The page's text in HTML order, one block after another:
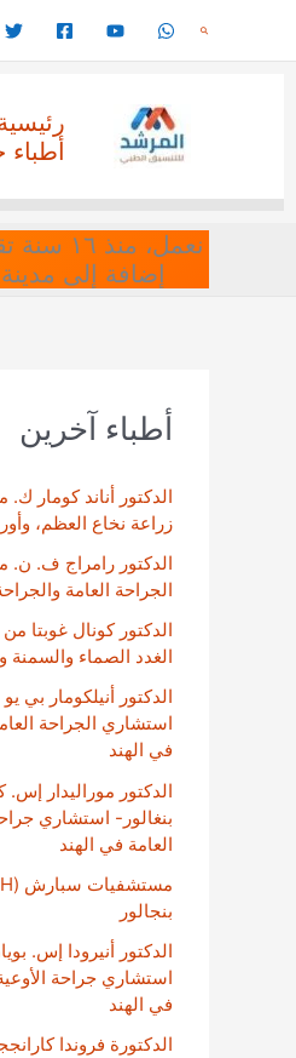
البحث
أطباء
إضافة إلى مدينة
أطباء آخرين
الدكتور أناند كومار
زراعة نخاع العظم،
الدكتور رامراج ف. ن.
الجراحة العامة
الدكتور كونال غوبتا
الغدد الصماء
الدكتور أنيلكومار بي
استشاري الجراحة
في الهند
الدكتور موراليدار إس.
بنغالور- استشاري
العامة في الهند
بنجالور
الدكتور أنيرودا إس.
استشاري جراحة
في الهند
الدكتورة فروندا